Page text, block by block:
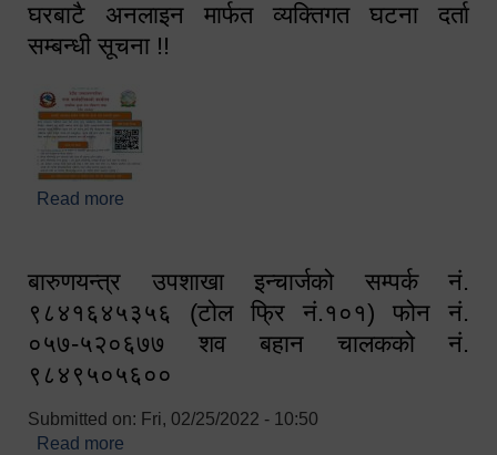
घरबाटै अनलाइन मार्फत व्यक्तिगत घटना दर्ता
सम्बन्धी सूचना !!
Read more
बारुणयन्त्र उपशाखा इन्चार्जको सम्पर्क नं.
९८४१६४५३५६ (टोल फ्रि नं.१०१) फोन नं.
०५७-५२०६७७ शव बहान चालकको नं.
९८४९५०५६००
Submitted on: Fri, 02/25/2022 - 10:50
Read more